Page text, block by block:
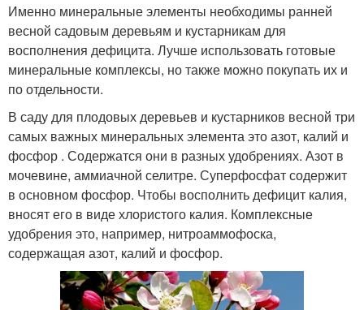
Именно минеральные элементы необходимы ранней
весной садовым деревьям и кустарникам для
восполнения дефицита. Лучше использовать готовые
минеральные комплексы, но также можно покупать их и
по отдельности.
В саду для плодовых деревьев и кустарников весной три
самых важных минеральных элемента это азот, калий и
фосфор . Содержатся они в разных удобрениях. Азот в
мочевине, аммиачной селитре. Суперфосфат содержит
в основном фосфор. Чтобы восполнить дефицит калия,
вносят его в виде хлористого калия. Комплексные
удобрения это, например, нитроаммофоска,
содержащая азот, калий и фосфор.